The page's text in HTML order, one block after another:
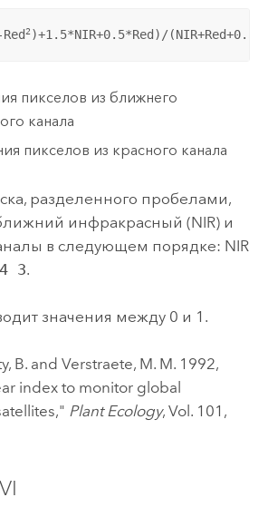
2)+1.5*NIR+0.5*Red)/(NIR+Red+0.5)
пикселов из ближнего
канала
пикселов из красного канала
разделенного пробелами,
инфракрасный (NIR) и
в следующем порядке: NIR
4 3.
значения между 0 и 1.
B. and Verstraete, M. M. 1992,
index to monitor global
Plant Ecology, Vol. 101,